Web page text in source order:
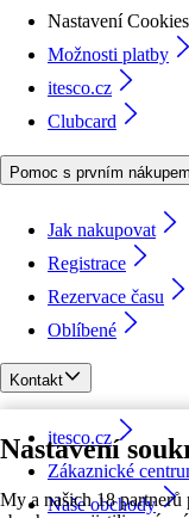
Nastavení
My a našich 18 partnerů
Nastavení Cookies
Možnosti platby
itesco.cz
Clubcard
Pomoc s prvním nákupem
Jak nakupovat
Registrace
Rezervace času
Oblíbené
Kontakt
itesco.cz
Zákaznické
Naše obchody